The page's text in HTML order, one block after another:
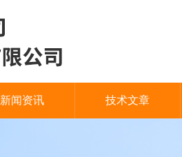
新闻资讯 技术文章